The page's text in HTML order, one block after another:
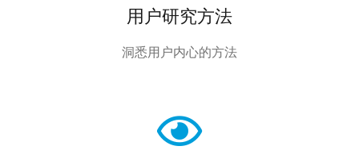
用户研究方法
洞悉用户内心的方法